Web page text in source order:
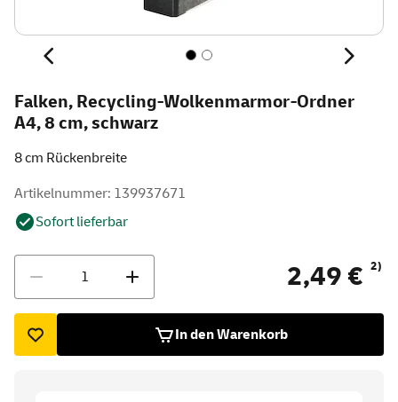
Falken, Recycling-Wolkenmarmor-Ordner
A4, 8 cm, schwarz
8 cm Rückenbreite
Artikelnummer: 139937671
Sofort lieferbar
2,49 € 2)
In den Warenkorb